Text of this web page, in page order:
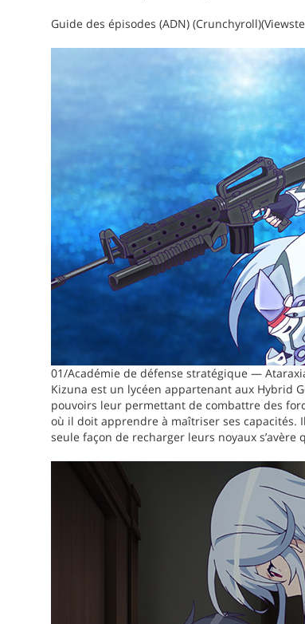
Guide des épisodes (ADN)
01/Académie de défense stratégique —
Kizuna est un lycéen appartenant aux Hybrid
pouvoirs leur permettant de combattre des
où il doit apprendre à maîtriser ses capacités.
seule façon de recharger leurs noyaux